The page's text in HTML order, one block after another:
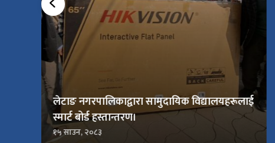
लेटाङ नगरपालिकाद्वारा सामुदायिक विद्यालयहरूलाई
स्मार्ट बोर्ड हस्तान्तरण।
१५ साउन, २०८३